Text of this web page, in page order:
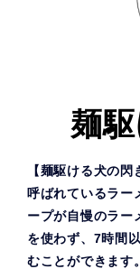
麺
【麺駆ける犬の
呼ばれているラー
ープが自慢のラー
を使わず、7時間
むことができます